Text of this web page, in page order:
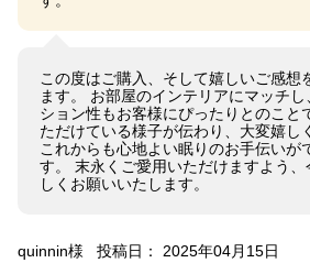
この度はご購入、そして嬉しいご感想
ます。 お部屋のインテリアにマッチ
ション性もお客様にぴったりとのこと
ただけている様子が伝わり、大変嬉し
これからも心地よい眠りのお手伝いが
す。 末永くご愛用いただけますよう、
しくお願いいたします。
quinnin様
投稿日： 2025年04月15日